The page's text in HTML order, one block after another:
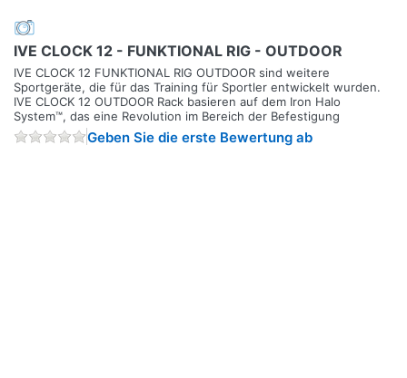
IVE CLOCK 12 - FUNKTIONAL RIG - OUTDOOR
IVE CLOCK 12 FUNKTIONAL RIG OUTDOOR sind weitere
Sportgeräte, die für das Training für Sportler entwickelt wurden.
IVE CLOCK 12 OUTDOOR Rack basieren auf dem Iron Halo
System™, das eine Revolution im Bereich der Befestigung
Geben Sie die erste Bewertung ab